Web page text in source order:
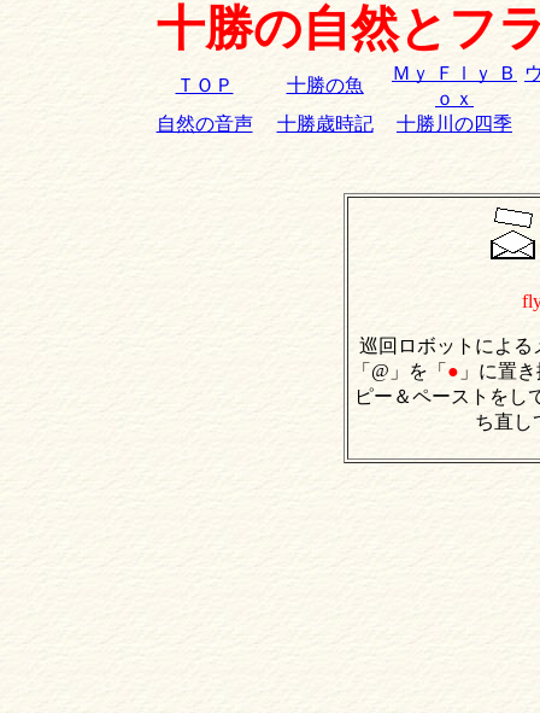
十勝の自然とフ
ＴＯＰ 十勝の魚
Ｍｙ Ｆｌｙ Ｂ
ｏｘ
自然の音声 十勝歳時記 十勝川の四季
巡回ロボットによる
「@」を「 ● 」に置
ピー＆ペーストをし
ち直し